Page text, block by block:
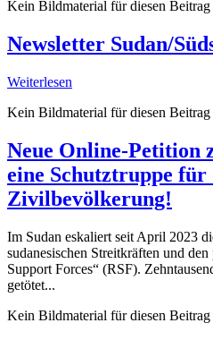
Kein Bildmaterial für diesen Beitrag
Newsletter Sudan/
Weiterlesen
Kein Bildmaterial für diesen Beitrag
Neue Online-Petition
eine Schutztruppe für
Zivilbevölkerung!
Im Sudan eskaliert seit April 2023
sudanesischen Streitkräften und
Support Forces“ (RSF).
getötet...
Kein Bildmaterial für diesen Beitrag